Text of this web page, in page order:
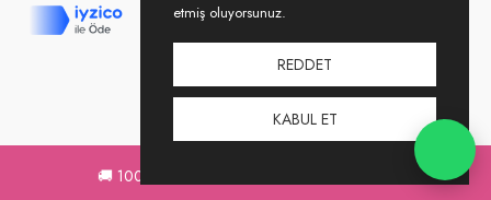
🚚 1000,00 TL ve üzeri
etmiş oluyorsunuz.
REDDET
KABUL ET